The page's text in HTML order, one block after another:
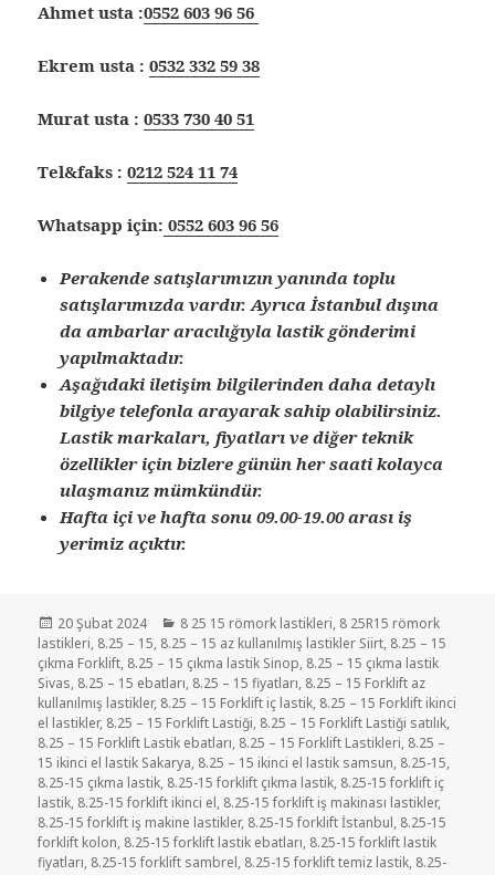
Ahmet usta :0552 603 96 56
Ekrem usta :0532 332 59 38
Murat usta :0533 730 40 51
Tel&faks :0212 524 11 74
Whatsapp için: 0552 603 96 56
Perakende satışlarımızın yanında toplu
satışlarımızda vardır. Ayrıca İstanbul dışına
da ambarlar aracılığıyla lastik gönderimi
yapılmaktadır.
Aşağıdaki iletişim bilgilerinden daha detaylı
bilgiye telefonla arayarak sahip olabilirsiniz.
Lastik markaları, fiyatları ve diğer teknik
özellikler için bizlere günün her saati kolayca
ulaşmanız mümkündür.
Hafta içi ve hafta sonu 09.00-19.00 arası iş
yerimiz açıktır.
Yayın
tarihi
20 Şubat 2024 Kategoriler
8 25 15 römork lastikleri, 8 25R15 römork
lastikleri, 8.25 – 15, 8.25 – 15 az kullanılmış lastikler Siirt, 8.25 – 15
çıkma Forklift, 8.25 – 15 çıkma lastik Sinop, 8.25 – 15 çıkma lastik
Sivas, 8.25 – 15 ebatları, 8.25 – 15 fiyatları, 8.25 – 15 Forklift az
kullanılmış lastikler, 8.25 – 15 Forklift iç lastik, 8.25 – 15 Forklift ikinci
el lastikler, 8.25 – 15 Forklift Lastiği, 8.25 – 15 Forklift Lastiği satılık,
8.25 – 15 Forklift Lastik ebatları, 8.25 – 15 Forklift Lastikleri, 8.25 –
15 ikinci el lastik Sakarya, 8.25 – 15 ikinci el lastik samsun, 8.25-15,
8.25-15 çıkma lastik, 8.25-15 forklift çıkma lastik, 8.25-15 forklift iç
lastik, 8.25-15 forklift ikinci el, 8.25-15 forklift iş makinası lastikler,
8.25-15 forklift iş makine lastikler, 8.25-15 forklift İstanbul, 8.25-15
forklift kolon, 8.25-15 forklift lastik ebatları, 8.25-15 forklift lastik
fiyatları, 8.25-15 forklift sambrel, 8.25-15 forklift temiz lastik, 8.25-